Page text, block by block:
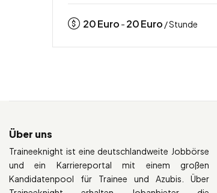
20Euro - 20Euro / Stunde
Über uns
Traineeknight ist eine deutschlandweite Jobbörse
und ein Karriereportal mit einem großen
Kandidatenpool für Trainee und Azubis. Über